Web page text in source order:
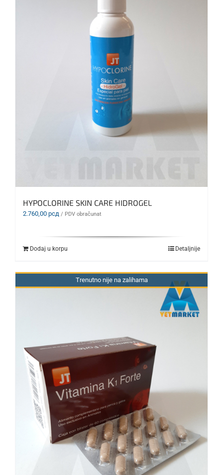
HYPOCLORINE SKIN CARE HIDROGEL
2.760,00 рсд / PDV obračunat
Dodaj u korpu Detaljnije
Trenutno nije na zalihama